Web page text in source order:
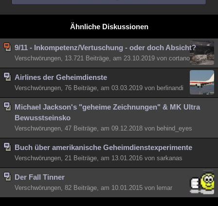
Ähnliche Diskussionen
9/11 - Inkompetenz/Vertuschung - oder doch Absicht?
Verschwörungen, 13.721 Beiträge, am 23.10.2019 von cortano
Airlines der Geheimdienste
Verschwörungen, 76 Beiträge, am 03.03.2019 von berlinandi
Michael Jackson's "geheime Zeichnungen" & MK Ultra
Bewusstseinsko
Verschwörungen, 47 Beiträge, am 09.12.2018 von behind_eyes
Buch über amerikanische Geheimdienstexperimente
Verschwörungen, 21 Beiträge, am 13.01.2016 von sarkanas
Der Fall Tinner
Verschwörungen, 82 Beiträge, am 10.01.2015 von lemar